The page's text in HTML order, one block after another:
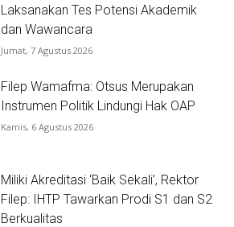
Laksanakan Tes Potensi Akademik
dan Wawancara
Jumat, 7 Agustus 2026
Filep Wamafma: Otsus Merupakan
Instrumen Politik Lindungi Hak OAP
Kamis, 6 Agustus 2026
Miliki Akreditasi ‘Baik Sekali’, Rektor
Filep: IHTP Tawarkan Prodi S1 dan S2
Berkualitas